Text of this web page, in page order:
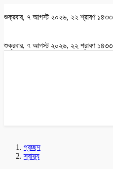
শুক্রবার, ৭ আগস্ট ২০২৬, ২২ শ্রাবণ ১৪৩৩
শুক্রবার, ৭ আগস্ট ২০২৬, ২২ শ্রাবণ ১৪৩৩
প্রচ্ছদ
স্বাস্থ্য